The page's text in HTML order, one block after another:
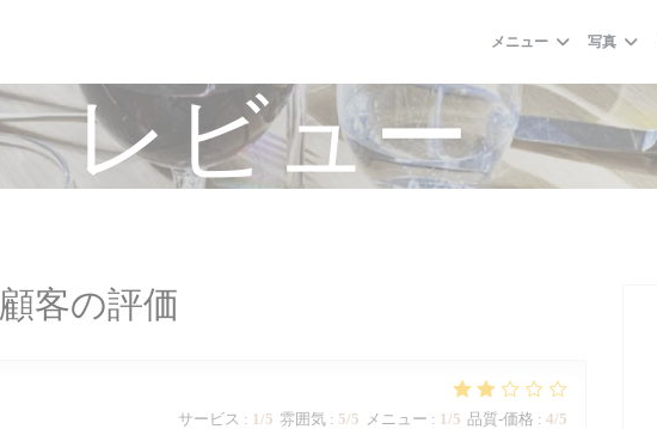
メニュー 写真
レビュー
顧客の評価
サービス : 1/5 雰囲気: 5/5 メニュー : 1/5 品質-価格 : 4/5